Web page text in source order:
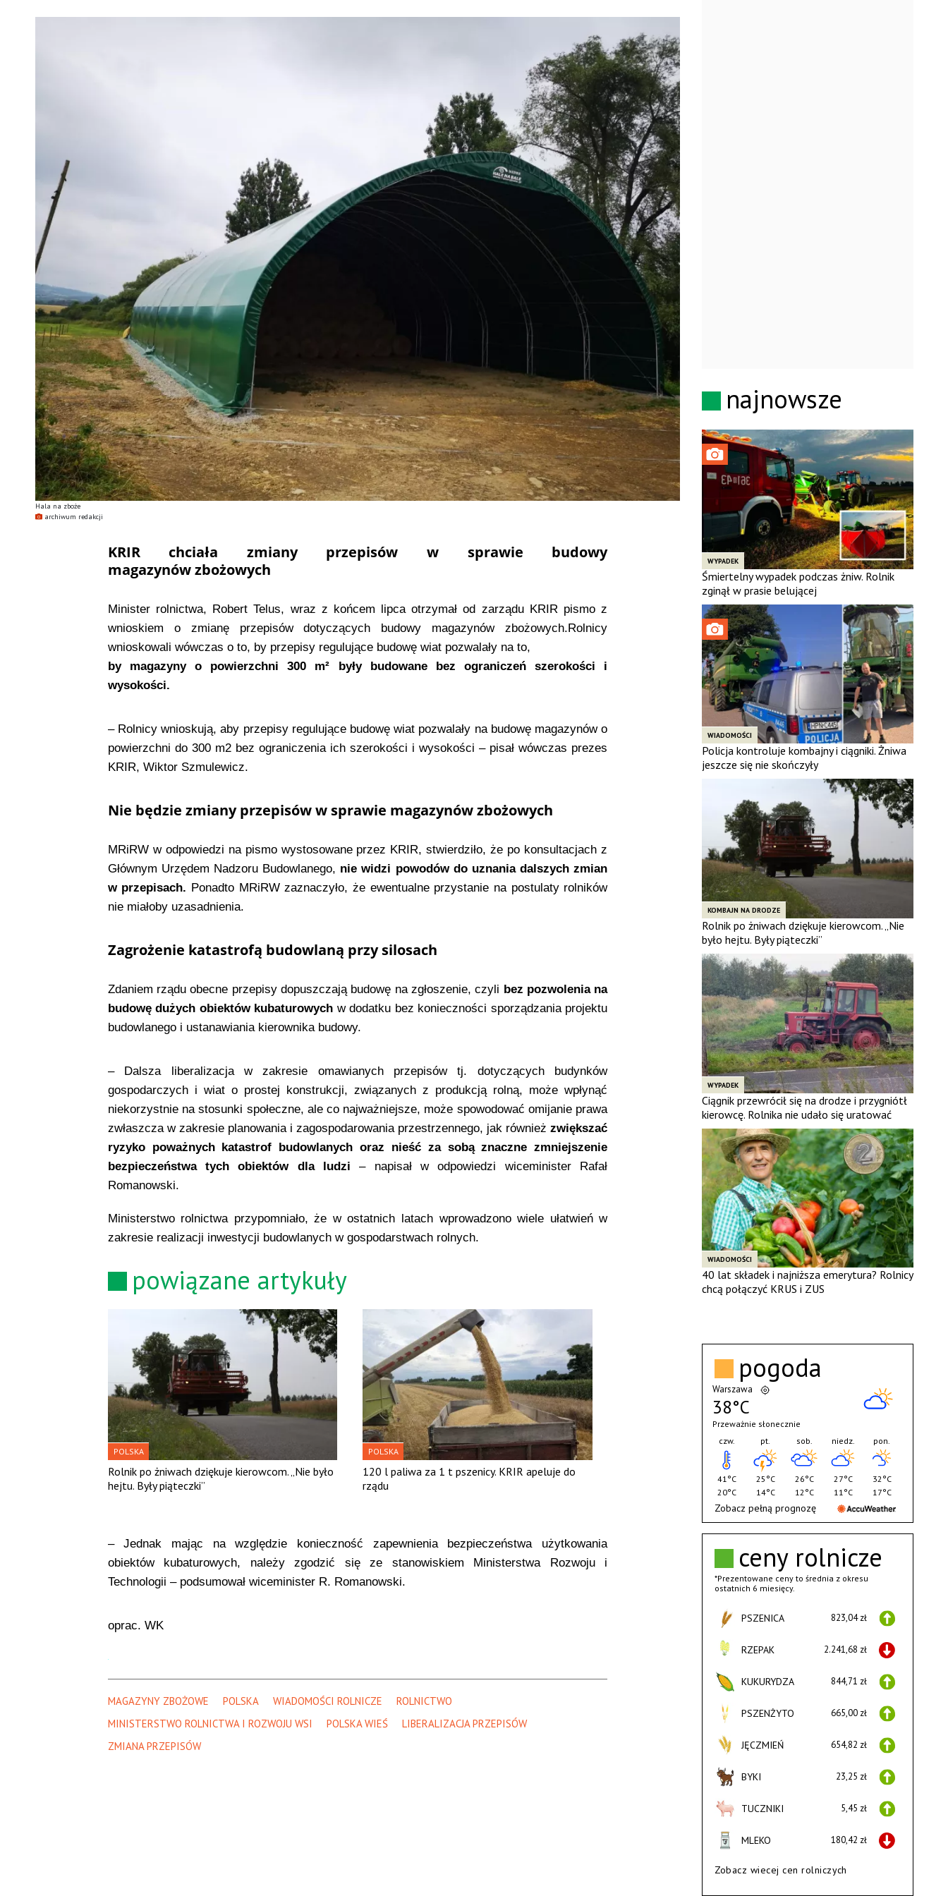
Hala na zboże
archiwum redakcji
KRIR chciała zmiany przepisów w sprawie budowy
magazynów zbożowych
Minister rolnictwa, Robert Telus, wraz z końcem lipca otrzymał od zarządu KRIR pismo z
wnioskiem o zmianę przepisów dotyczących budowy magazynów zbożowych.Rolnicy
wnioskowali wówczas o to, by przepisy regulujące budowę wiat pozwalały na to,
by magazyny o powierzchni 300 m² były budowane bez ograniczeń szerokości i
wysokości.
– Rolnicy wnioskują, aby przepisy regulujące budowę wiat pozwalały na budowę magazynów o
powierzchni do 300 m2 bez ograniczenia ich szerokości i wysokości – pisał wówczas prezes
KRIR, Wiktor Szmulewicz.
Nie będzie zmiany przepisów w sprawie magazynów zbożowych
MRiRW w odpowiedzi na pismo wystosowane przez KRIR, stwierdziło, że po konsultacjach z
Głównym Urzędem Nadzoru Budowlanego, nie widzi powodów do uznania dalszych zmian
w przepisach. Ponadto MRiRW zaznaczyło, że ewentualne przystanie na postulaty rolników
nie miałoby uzasadnienia.
Zagrożenie katastrofą budowlaną przy silosach
Zdaniem rządu obecne przepisy dopuszczają budowę na zgłoszenie, czyli bez pozwolenia na
budowę dużych obiektów kubaturowych w dodatku bez konieczności sporządzania projektu
budowlanego i ustanawiania kierownika budowy.
– Dalsza liberalizacja w zakresie omawianych przepisów tj. dotyczących budynków
gospodarczych i wiat o prostej konstrukcji, związanych z produkcją rolną, może wpłynąć
niekorzystnie na stosunki społeczne, ale co najważniejsze, może spowodować omijanie prawa
zwłaszcza w zakresie planowania i zagospodarowania przestrzennego, jak równieżzwiększać
ryzyko poważnych katastrof budowlanych oraz nieść za sobą znaczne zmniejszenie
bezpieczeństwa tych obiektów dla ludzi – napisał w odpowiedzi wiceminister Rafał
Romanowski.
Ministerstwo rolnictwa przypomniało, że w ostatnich latach wprowadzono wiele ułatwień w
zakresie realizacji inwestycji budowlanych w gospodarstwach rolnych.
powiązane artykuły
POLSKA
Rolnik po żniwach dziękuje kierowcom. „Nie było
hejtu. Były piąteczki”
POLSKA
120 l paliwa za 1 t pszenicy. KRIR apeluje do
rządu
– Jednak mając na względzie konieczność zapewnienia bezpieczeństwa użytkowania
obiektów kubaturowych, należy zgodzić się ze stanowiskiem Ministerstwa Rozwoju i
Technologii – podsumował wiceminister R. Romanowski.
oprac. WK
MAGAZYNY ZBOŻOWE POLSKA WIADOMOŚCI ROLNICZE
ROLNICTWO
MINISTERSTWO ROLNICTWA I ROZWOJU WSI
POLSKA WIEŚ
LIBERALIZACJA PRZEPISÓW
ZMIANA PRZEPISÓW
najnowsze
WYPADEK
Śmiertelny wypadek podczas żniw. Rolnik
zginął w prasie belującej
WIADOMOŚCI
Policja kontroluje kombajny i ciągniki. Żniwa
jeszcze się nie skończyły
KOMBAJN NA DRODZE
Rolnik po żniwach dziękuje kierowcom. „Nie
było hejtu. Były piąteczki”
WYPADEK
Ciągnik przewrócił się na drodze i przygniótł
kierowcę. Rolnika nie udało się uratować
WIADOMOŚCI
40 lat składek i najniższa emerytura? Rolnicy
chcą połączyć KRUS i ZUS
ceny rolnicze
*Prezentowane ceny to średnia z okresu
ostatnich 6 miesięcy.
PSZENICA 823,04 zł
RZEPAK 2.241,68 zł
KUKURYDZA 844,71 zł
PSZENŻYTO 665,00 zł
JĘCZMIEŃ 654,82 zł
BYKI 23,25 zł
TUCZNIKI 5,45 zł
MLEKO 180,42 zł
Zobacz wiecej cen rolniczych
pogoda
Warszawa
38°C
Przeważnie słonecznie
czw.
41°C
20°C
pt.
25°C
14°C
sob.
26°C
12°C
niedz.
27°C
11°C
pon.
32°C
17°C
Zobacz pełną prognozę